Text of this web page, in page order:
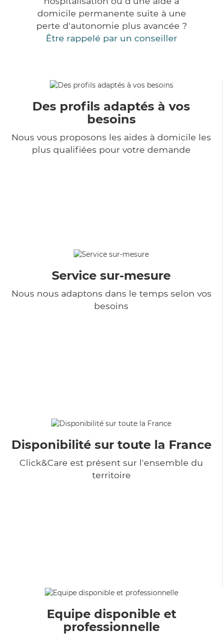
domicile permanente suite à une
perte d'autonomie plus avancée ?
Être rappelé par un conseiller
Des profils adaptés à vos
besoins
Nous vous proposons les aides à domicile les
plus qualifiées pour votre demande
Service sur-mesure
Nous nous adaptons dans le temps selon vos
besoins
Disponibilité sur toute la France
Click&Care est présent sur l'ensemble du
territoire
Equipe disponible et
professionnelle